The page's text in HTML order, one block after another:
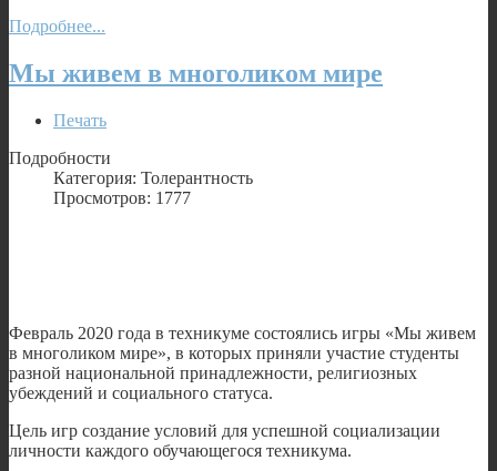
Подробнее...
Мы живем в многоликом мире
Печать
Подробности
Категория: Толерантность
Просмотров: 1777
Февраль 2020 года в техникуме состоялись игры «Мы живем
в многоликом мире», в которых приняли участие студенты
разной национальной принадлежности, религиозных
убеждений и социального статуса.
Цель игр создание условий для успешной социализации
личности каждого обучающегося техникума.